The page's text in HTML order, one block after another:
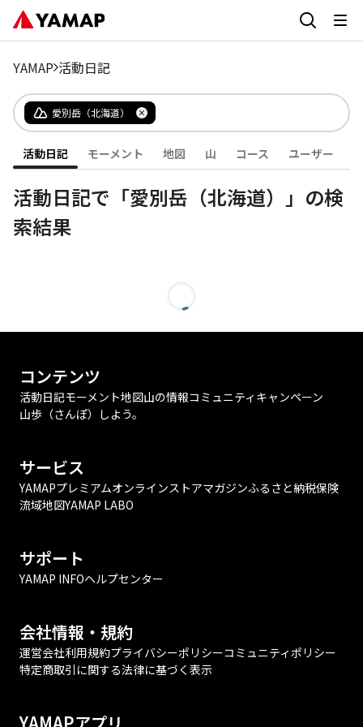
YAMAP 活動日記
愛別岳（北海道）
活動日記 モーメント 地図 山 コース ユーザー
活動日記で「愛別岳（北海道）」の検
索結果
コンテンツ
活動日記モーメント地図山の情報コミュニティ キャンペーン
山歩（さんぽ）しよう。
サービス
YAMAPプレミアムオンラインストアマガジンふるさと納税保険
流域地図YAMAP LABO
サポート
YAMAP INFOヘルプセンター
会社情報・規約
運営会社利用規約プライバシーポリシーコミュニティポリシー
特定商取引に関する法律に基づく表示